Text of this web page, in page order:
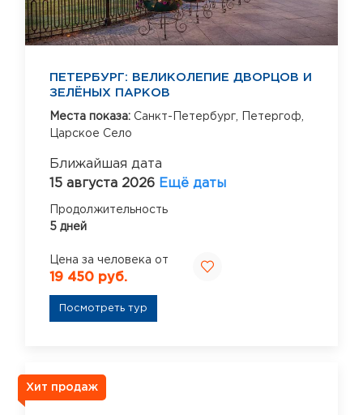
ПЕТЕРБУРГ: ВЕЛИКОЛЕПИЕ ДВОРЦОВ И
ЗЕЛЁНЫХ ПАРКОВ
Места показа: Санкт-Петербург,
Петергоф,
Царское Село
Ближайшая дата
15 августа 2026 Ещё даты
Продолжительность
5 дней
Цена за человека от
19 450 руб.
Посмотреть тур
Хит продаж